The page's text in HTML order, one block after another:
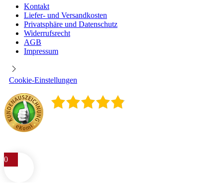
Kontakt
Liefer- und Versandkosten
Privatsphäre und Datenschutz
Widerrufsrecht
AGB
Impressum
Cookie-Einstellungen
0